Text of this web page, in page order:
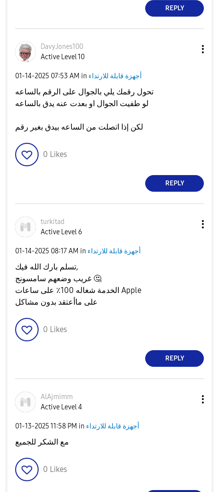
REPLY
DavyJones100
Active Level 10
‎01-14-2025 07:53 AM in أجهزة قابلة للارتداء
تحول رقمك يلي بالجوال على الرقم بالساعه
لو طفيت الجوال او بعدت عنه يدق بالساعه
لكن إذا اتصلت من الساعه بيدق بغير رقم
0 Likes
REPLY
turkitad
Active Level 6
‎01-14-2025 08:17 AM in أجهزة قابلة للارتداء
تسلم بارك الله فيك,
🤔
الخدمة شغاله 100٪ على ساعات Apple
على ماأعتقد بدون مشاكل
0 Likes
REPLY
AlAjmimm
Active Level 4
‎01-13-202511:58 PM in أجهزة قابلة للارتداء
مع الشكر للجميع
0 Likes